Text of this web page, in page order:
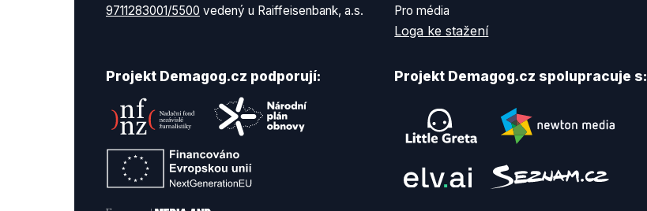
9711283001/5500 vedený u Raiffeisenbank, a.s. Pro média
Loga ke stažení
Projekt Demagog.cz podporují: Projekt Demagog.cz spolupracuje s: